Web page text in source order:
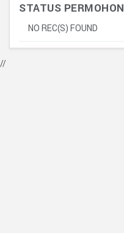
STATUS
NO REC(S) FOUND
//